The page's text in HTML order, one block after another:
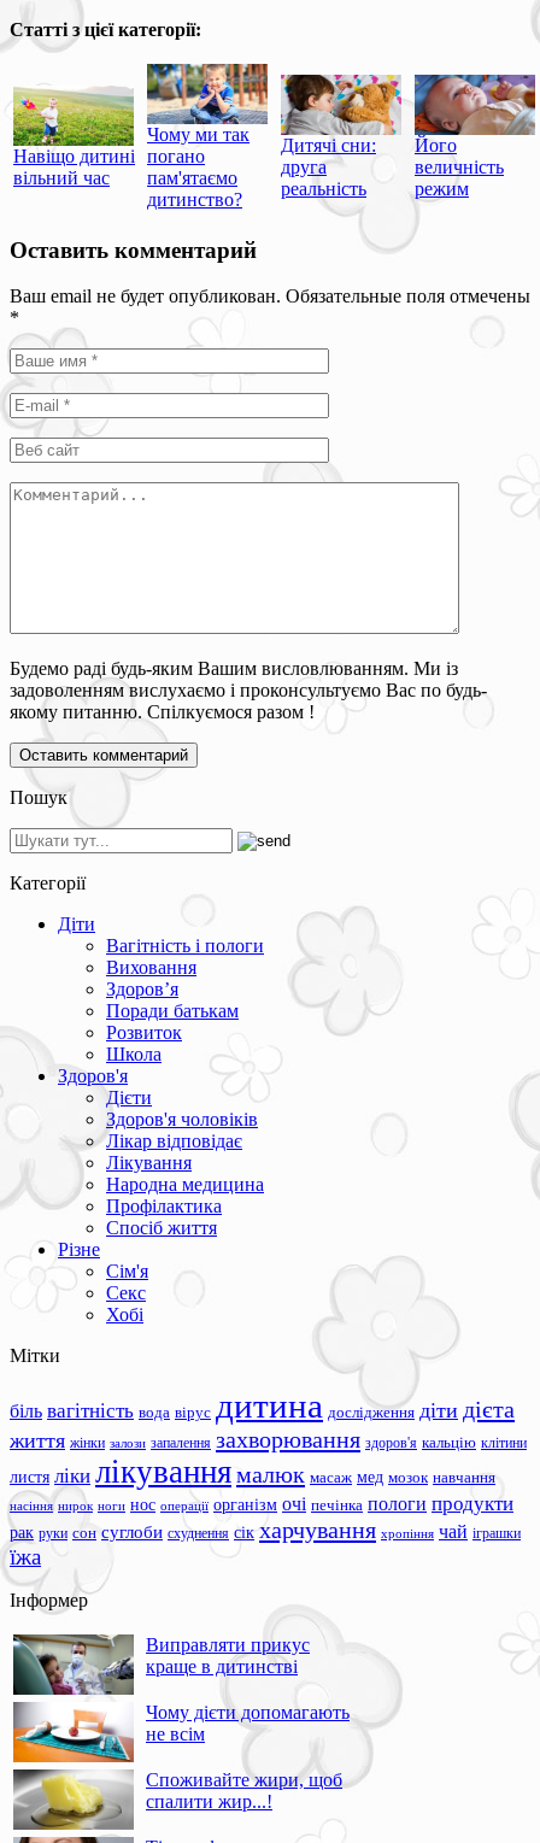
Статті з цієї категорії:
Навіщо дитині
вільний час
Чому ми так
погано
пам'ятаємо
дитинство?
Дитячі сни:
друга
реальність
Його
величність
режим
Оставить комментарий
Ваш email не будет опубликован. Обязательные поля отмечены
*
Будемо раді будь-яким Вашим висловлюванням. Ми із
задоволенням вислухаємо і проконсультуємо Вас по будь-
якому питанню. Спілкуємося разом !
Пошук
Категорії
Діти
Вагітність і пологи
Виховання
Здоров’я
Поради батькам
Розвиток
Школа
Здоров'я
Дієти
Здоров'я чоловіків
Лікар відповідає
Лікування
Народна медицина
Профілактика
Спосіб життя
Різне
Сім'я
Секс
Хобі
Мітки
біль вагітність вода вірус дитина дослідження діти дієта
життя жінки залози запалення захворювання здоров'я кальцію клітини
листя ліки лікуваннямалюк масаж мед мозок навчання
насіння нирок ноги нос операції організм очі печінка пологи продукти
рак руки сон суглоби схуднення сік харчування хропіння чай іграшки
їжа
Інформер
Виправляти прикус
краще в дитинстві
Чому дієти допомагають
не всім
Споживайте жири, щоб
спалити жир...!